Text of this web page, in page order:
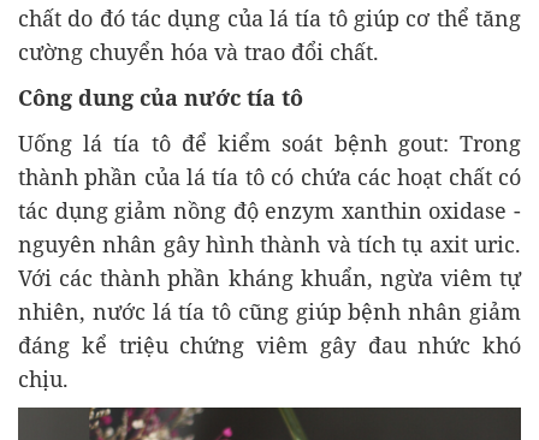
chất do đó tác dụng của lá tía tô giúp cơ thể tăng
cường chuyển hóa và trao đổi chất.
Công dung của nước tía tô
Uống lá tía tô để kiểm soát bệnh gout: Trong
thành phần của lá tía tô có chứa các hoạt chất có
tác dụng giảm nồng độ enzym xanthin oxidase -
nguyên nhân gây hình thành và tích tụ axit uric.
Với các thành phần kháng khuẩn, ngừa viêm tự
nhiên, nước lá tía tô cũng giúp bệnh nhân giảm
đáng kể triệu chứng viêm gây đau nhức khó
chịu.